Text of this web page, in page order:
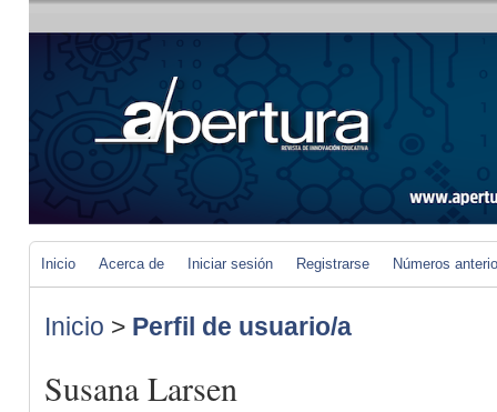
Inicio Acerca de Iniciar sesión Registrarse Números
Inicio > Perfil de usuario/a
Susana Larsen